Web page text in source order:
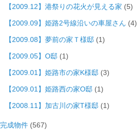
【2009.12】港祭りの花火が見える家 (5)
【2009.09】姫路2号線沿いの車屋さん (4)
【2009.08】夢前の家Ｔ様邸 (1)
【2009.05】O邸 (1)
【2009.01】姫路市の家K様邸 (3)
【2009.01】姫路西の家O邸 (1)
【2008.11】加古川の家T様邸 (1)
完成物件 (567)